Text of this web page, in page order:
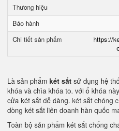
Thương hiệu
Bảo hành
Chi tiết sản phẩm
https://
Là sản phẩm két sắt sử dụng hệ
khóa và chìa khóa to. với ổ khóa
cửa két sắt dễ dàng. két sắt chóng
dòng két sắt liên doanh hàn quốc
Toàn bộ sản phẩm két sắt chống